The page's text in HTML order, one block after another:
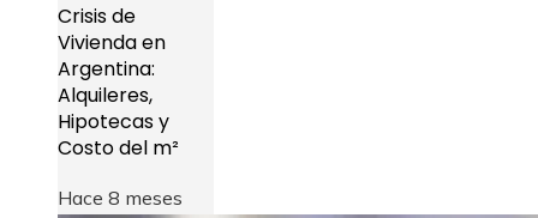
Crisis de
Vivienda en
Argentina:
Alquileres,
Hipotecas y
Costo del m²
Hace 8 meses